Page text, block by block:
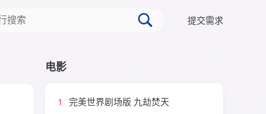
提交需求
电影
1
完美世界剧场版 九劫焚天